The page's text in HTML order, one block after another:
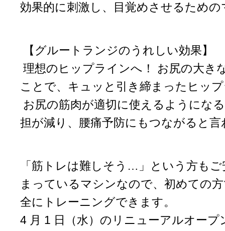
効果的に刺激し、目覚めさせるため
【グルートランジのうれしい効果】
理想のヒップラインへ！ お尻の大き
ことで、キュッと引き締まったヒッ
お尻の筋肉が適切に使えるようにな
担が減り、腰痛予防にもつながると
「筋トレは難しそう…」という方も
まっているマシンなので、初めての
全にトレーニングできます。
4 月 1 日（水）のリニューアルオー